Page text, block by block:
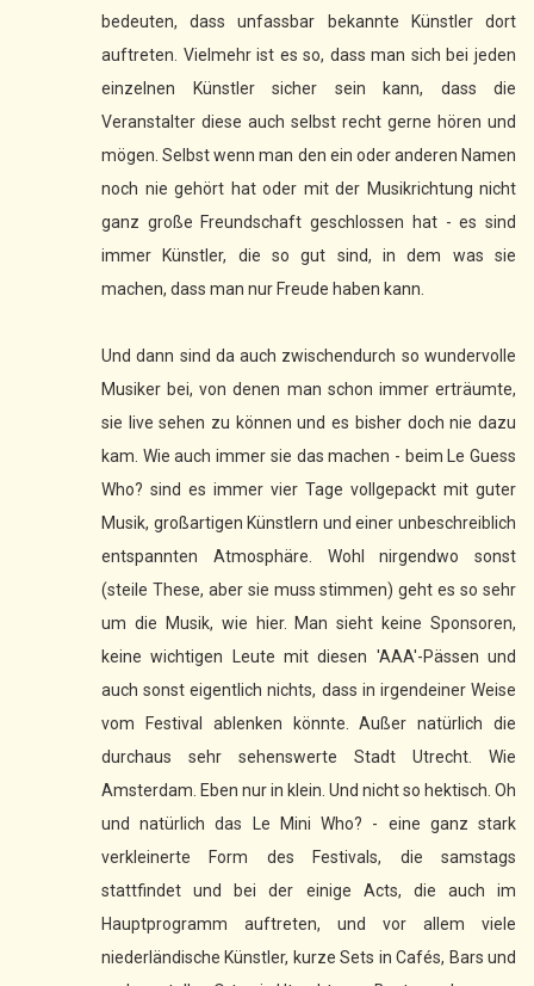
bedeuten, dass unfassbar bekannte Künstler dort
auftreten. Vielmehr ist es so, dass man sich bei jeden
einzelnen Künstler sicher sein kann, dass die
Veranstalter diese auch selbst recht gerne hören und
mögen. Selbst wenn man den ein oder anderen Namen
noch nie gehört hat oder mit der Musikrichtung nicht
ganz große Freundschaft geschlossen hat - es sind
immer Künstler, die so gut sind, in dem was sie
machen, dass man nur Freude haben kann.
Und dann sind da auch zwischendurch so wundervolle
Musiker bei, von denen man schon immer erträumte,
sie live sehen zu können und es bisher doch nie dazu
kam. Wie auch immer sie das machen - beim Le Guess
Who? sind es immer vier Tage vollgepackt mit guter
Musik, großartigen Künstlern und einer unbeschreiblich
entspannten Atmosphäre. Wohl nirgendwo sonst
(steile These, aber sie muss stimmen) geht es so sehr
um die Musik, wie hier. Man sieht keine Sponsoren,
keine wichtigen Leute mit diesen 'AAA'-Pässen und
auch sonst eigentlich nichts, dass in irgendeiner Weise
vom Festival ablenken könnte. Außer natürlich die
durchaus sehr sehenswerte Stadt Utrecht. Wie
Amsterdam. Eben nur in klein. Und nicht so hektisch. Oh
und natürlich das Le Mini Who? - eine ganz stark
verkleinerte Form des Festivals, die samstags
stattfindet und bei der einige Acts, die auch im
Hauptprogramm auftreten, und vor allem viele
niederländische Künstler, kurze Sets in Cafés, Bars und